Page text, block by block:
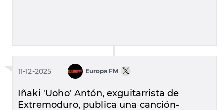
11-12-2025 Europa FM
Iñaki 'Uoho' Antón, exguitarrista de
Extremoduro, publica una canción-